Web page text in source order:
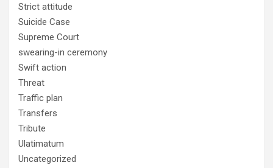
Strict attitude
Suicide Case
Supreme Court
swearing-in ceremony
Swift action
Threat
Traffic plan
Transfers
Tribute
Ulatimatum
Uncategorized